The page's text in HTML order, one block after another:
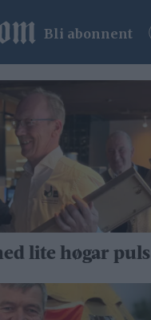
Bli abonnent
lite høgar puls